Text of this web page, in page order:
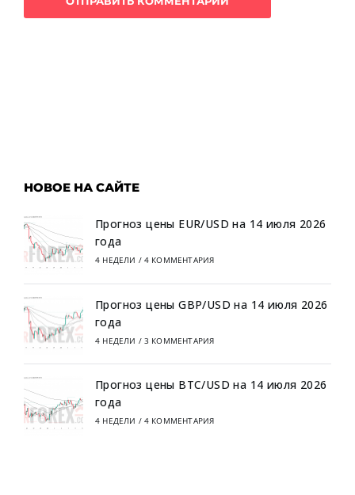
НОВОЕ НА САЙТЕ
Прогноз цены EUR/USD на 14 июля 2026
года
4 НЕДЕЛИ / 4 КОММЕНТАРИЯ
Прогноз цены GBP/USD на 14 июля 2026
года
4 НЕДЕЛИ / 3 КОММЕНТАРИЯ
Прогноз цены BTC/USD на 14 июля 2026
года
4 НЕДЕЛИ / 4 КОММЕНТАРИЯ